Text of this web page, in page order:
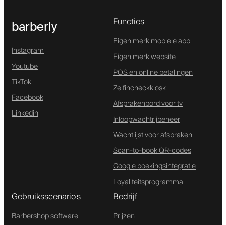
barberly
Instagram
Youtube
TikTok
Facebook
Linkedin
Functies
Eigen merk mobiele app
Eigen merk website
POS en online betalingen
Zelfincheckkiosk
Afsprakenbord voor tv
Inloopwachtrijbeheer
Wachtlijst voor afspraken
Scan-to-book QR-codes
Google boekingsintegratie
Loyaliteitsprogramma
Gebruiksscenario's
Barbershop software
Bedrijf
Prijzen